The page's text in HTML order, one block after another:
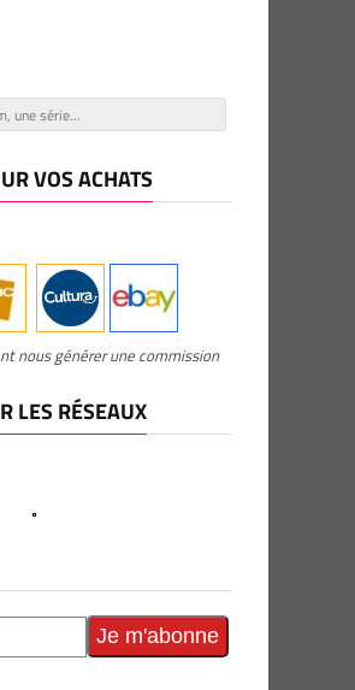
VOS ACHATS
nous générer une commission
LES RÉSEAUX